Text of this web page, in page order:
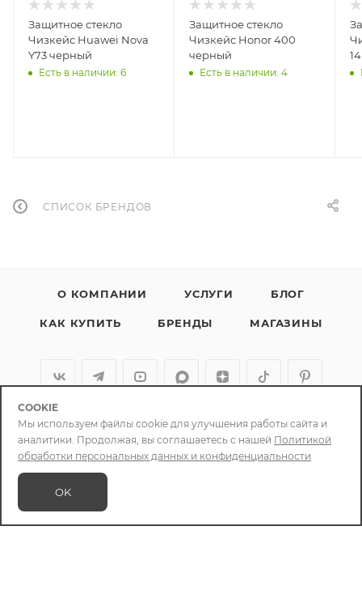
Защитное стекло
Чизкейс Huawei Nova
Y73 черный
Есть в наличии: 6
Защитное стекло
Чизкейс Honor 400
черный
Есть в наличии: 4
СПИСОК БРЕНДОВ
О КОМПАНИИ УСЛУГИ БЛОГ
КАК КУПИТЬ БРЕНДЫ МАГАЗИНЫ
+79086400088
info@chizcase.ru
ТРЦ Яркомолл, 1-й этаж, ул.
COOKIE
Мы используем файлы cookie для улучшения работы сайта и
аналитики. Продолжая, вы соглашаетесь с нашей Политикой
обработки персональных данных и конфиденциальности
OK